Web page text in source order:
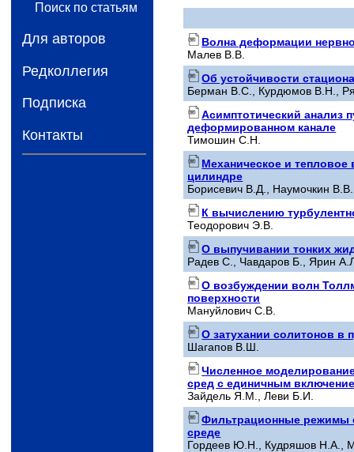
Поиск по статьям
Для авторов
Редколлегия
Подписка
Контакты
Волна деформации
Малев В.В.
Об устойчивости
Берман В.С., Курдюмов В.Н.,
Асимптотический анализ
деформированном канале
Тимошин С.Н.
Механическое и
цилиндре
Борисевич В.Д., Наумочкин
К вычислению
Теодорович Э.В.
О выпучивании тонких
Радев С., Чавдаров Б., Ярин
О возбуждении волн
поверхности
Мануйлович С.В.
О затухании солитонов в
Шагапов В.Ш.
Численное
сред с единичным
Зайдель Я.М., Леви Б.И.
Фильтрационные режимы
среде
Гордеев Ю.Н., Кудряшов Н.А.,